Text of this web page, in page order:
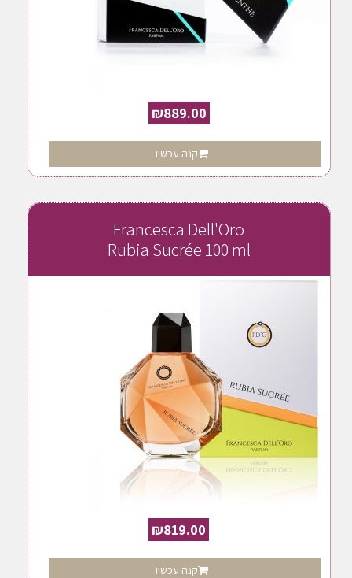
₪889.00
קנה עכשיו
Francesca Dell'Oro
Rubia Sucrée 100 ml
₪819.00
קנה עכשיו